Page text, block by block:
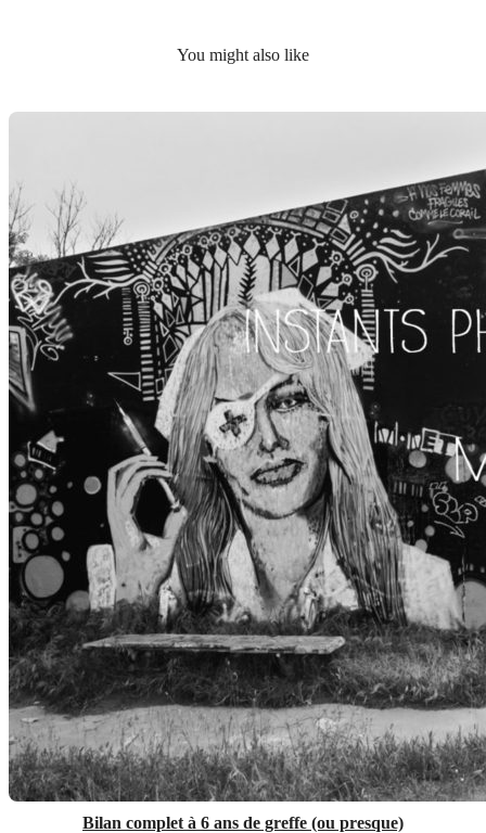
You might also like
Bilan complet à 6 ans de greffe (ou presque)